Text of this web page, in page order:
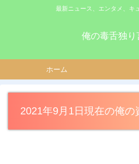
最新ニュース、エンタメ、キ
俺の毒舌独り
ホーム
2021年9月1日現在の俺の